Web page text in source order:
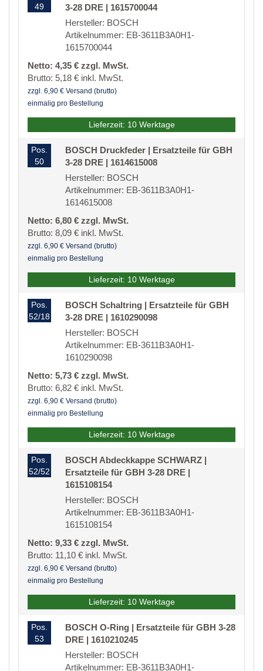
49
3-28 DRE | 1615700044
Hersteller: BOSCH
Artikelnummer: EB-3611B3A0H1-
1615700044
Netto: 4,35 € zzgl. MwSt.
Brutto: 5,18 € inkl. MwSt.
zzgl. 6,90 € Versand (brutto)
einmalig pro Bestellung
Lieferzeit: 10 Werktage
Pos.
50
BOSCH Druckfeder | Ersatzteile für GBH
3-28 DRE | 1614615008
Hersteller: BOSCH
Artikelnummer: EB-3611B3A0H1-
1614615008
Netto: 6,80 € zzgl. MwSt.
Brutto: 8,09 € inkl. MwSt.
zzgl. 6,90 € Versand (brutto)
einmalig pro Bestellung
Lieferzeit: 10 Werktage
Pos.
52/18
BOSCH Schaltring | Ersatzteile für GBH
3-28 DRE | 1610290098
Hersteller: BOSCH
Artikelnummer: EB-3611B3A0H1-
1610290098
Netto: 5,73 € zzgl. MwSt.
Brutto: 6,82 € inkl. MwSt.
zzgl. 6,90 € Versand (brutto)
einmalig pro Bestellung
Lieferzeit: 10 Werktage
Pos.
52/52
BOSCH Abdeckkappe SCHWARZ |
Ersatzteile für GBH 3-28 DRE |
1615108154
Hersteller: BOSCH
Artikelnummer: EB-3611B3A0H1-
1615108154
Netto: 9,33 € zzgl. MwSt.
Brutto: 11,10 € inkl. MwSt.
zzgl. 6,90 € Versand (brutto)
einmalig pro Bestellung
Lieferzeit: 10 Werktage
Pos.
53
BOSCH O-Ring | Ersatzteile für GBH 3-28
DRE | 1610210245
Hersteller: BOSCH
Artikelnummer: EB-3611B3A0H1-